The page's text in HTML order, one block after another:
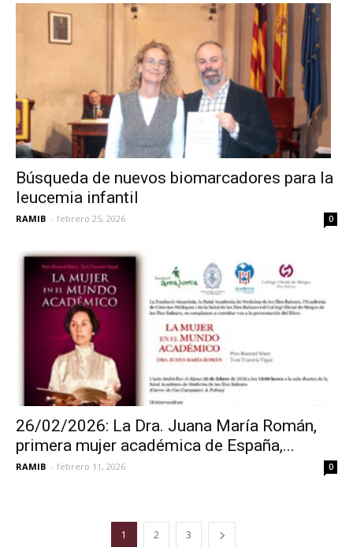
Búsqueda de nuevos biomarcadores para la
leucemia infantil
RAMIB - febrero 25, 2026 0
26/02/2026: La Dra. Juana María Román,
primera mujer académica de España,...
RAMIB - febrero 11, 2026 0
1 2 3